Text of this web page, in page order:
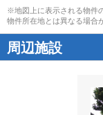
※地図上に表示される物件
物件所在地とは異なる場合
周辺施設